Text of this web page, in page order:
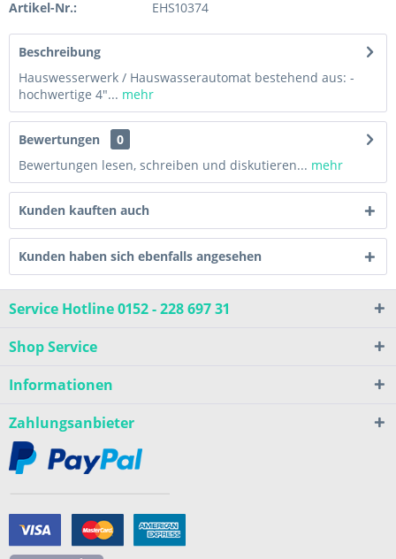
Artikel-Nr.: EHS10374
Beschreibung
Hauswesserwerk / Hauswasserautomat bestehend aus: -
hochwertige 4"... mehr
Bewertungen
0
Bewertungen lesen, schreiben und diskutieren... mehr
Kunden kauften auch
Kunden haben sich ebenfalls angesehen
Service Hotline 0152 - 228 697 31
Shop Service
Informationen
Zahlungsanbieter